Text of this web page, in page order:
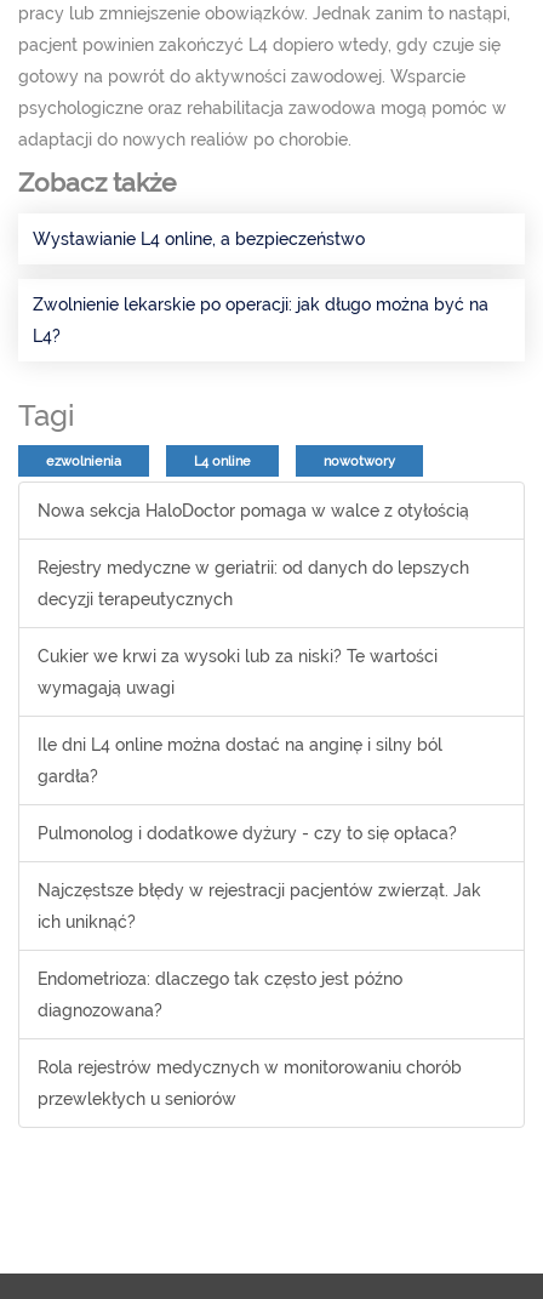
pracy lub zmniejszenie obowiązków. Jednak zanim to nastąpi,
pacjent powinien zakończyć L4 dopiero wtedy, gdy czuje się
gotowy na powrót do aktywności zawodowej. Wsparcie
psychologiczne oraz rehabilitacja zawodowa mogą pomóc w
adaptacji do nowych realiów po chorobie.
Zobacz także
Wystawianie L4 online, a bezpieczeństwo
Zwolnienie lekarskie po operacji: jak długo można być na
L4?
Tagi
ezwolnienia L4 online nowotwory
Nowa sekcja HaloDoctor pomaga w walce z otyłością
Rejestry medyczne w geriatrii: od danych do lepszych
decyzji terapeutycznych
Cukier we krwi za wysoki lub za niski? Te wartości
wymagają uwagi
Ile dni L4 online można dostać na anginę i silny ból
gardła?
Pulmonolog i dodatkowe dyżury - czy to się opłaca?
Najczęstsze błędy w rejestracji pacjentów zwierząt. Jak
ich uniknąć?
Endometrioza: dlaczego tak często jest późno
diagnozowana?
Rola rejestrów medycznych w monitorowaniu chorób
przewlekłych u seniorów